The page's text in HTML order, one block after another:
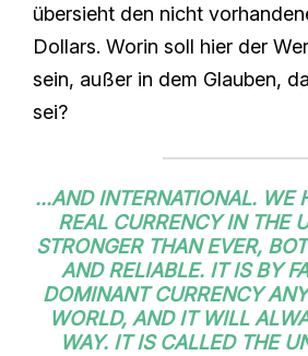
übersieht den nicht
Dollars. Worin soll hier der
sein, außer in dem Glauben,
sei?
...AND INTERNATIONAL. WE
REAL CURRENCY IN THE
STRONGER THAN EVER,
AND RELIABLE. IT IS BY
DOMINANT CURRENCY
WORLD, AND IT WILL
WAY. IT IS CALLED THE